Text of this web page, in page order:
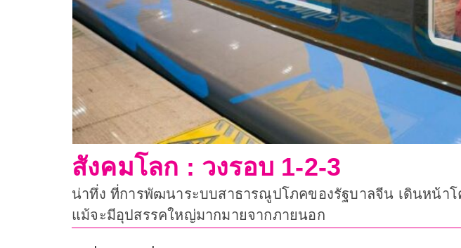
สังคมโลก : วงรอบ 1-2-3
น่าทึ่ง ที่การพัฒนาระบบสาธารณูปโภคของรัฐบาลจีน เดินหน้า
แม้จะมีอุปสรรคใหญ่มากมายจากภายนอก